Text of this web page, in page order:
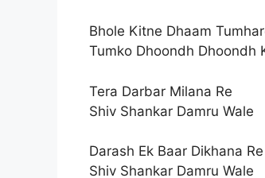
Bhole Kitne Dhaam
Tumko Dhoondh Dhoondh
Tera Darbar Milana Re
Shiv Shankar Damru Wale
Darash Ek Baar Dikhana Re
Shiv Shankar Damru Wale